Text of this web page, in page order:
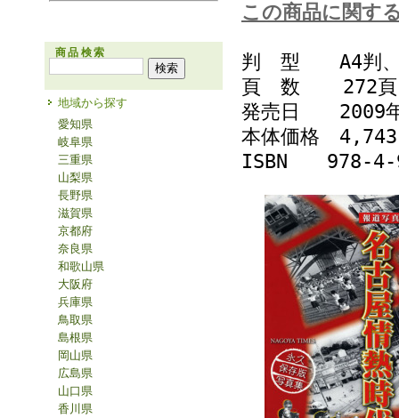
商品検索
地域から探す
愛知県
岐阜県
三重県
山梨県
長野県
滋賀県
京都府
奈良県
和歌山県
大阪府
兵庫県
鳥取県
島根県
岡山県
広島県
山口県
香川県
この商品に関す
判 型 A4判、
頁 数 272頁
発売日 2009
本体価格
ISBN 978-4-